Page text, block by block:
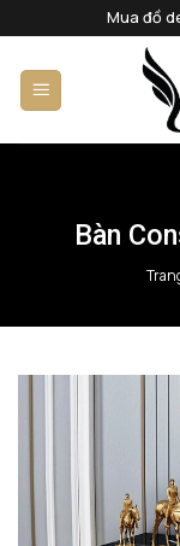
qua
nội
dung
Mua đồ
Bàn